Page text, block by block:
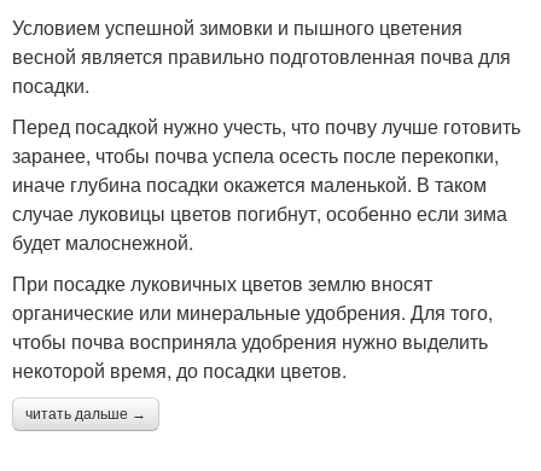
Условием успешной зимовки и пышного цветения
весной является правильно подготовленная почва для
посадки.
Перед посадкой нужно учесть, что почву лучше готовить
заранее, чтобы почва успела осесть после перекопки,
иначе глубина посадки окажется маленькой. В таком
случае луковицы цветов погибнут, особенно если зима
будет малоснежной.
При посадке луковичных цветов землю вносят
органические или минеральные удобрения. Для того,
чтобы почва восприняла удобрения нужно выделить
некоторой время, до посадки цветов.
читать дальше →